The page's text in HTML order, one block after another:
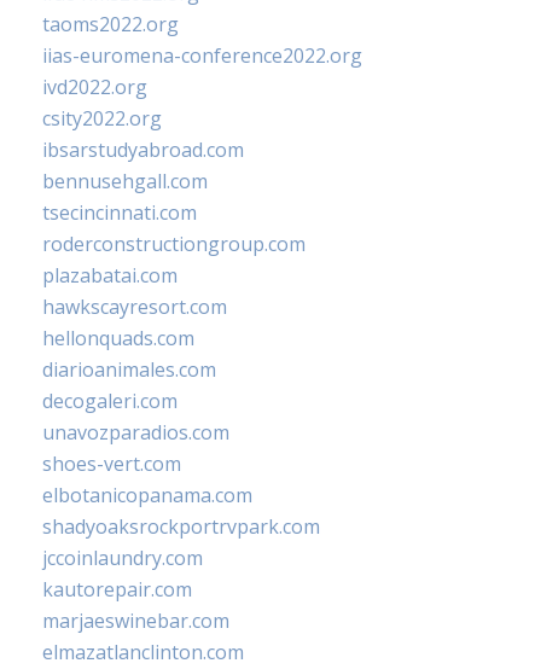
taoms2022.org
iias-euromena-conference2022.org
ivd2022.org
csity2022.org
ibsarstudyabroad.com
bennusehgall.com
tsecincinnati.com
roderconstructiongroup.com
plazabatai.com
hawkscayresort.com
hellonquads.com
diarioanimales.com
decogaleri.com
unavozparadios.com
shoes-vert.com
elbotanicopanama.com
shadyoaksrockportrvpark.com
jccoinlaundry.com
kautorepair.com
marjaeswinebar.com
elmazatlanclinton.com